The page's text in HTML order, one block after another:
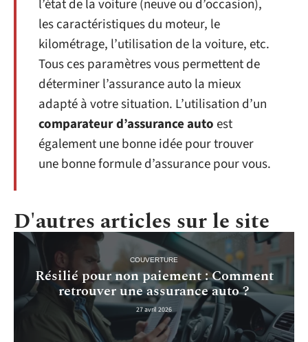
l’état de la voiture (neuve ou d’occasion),
les caractéristiques du moteur, le
kilométrage, l’utilisation de la voiture, etc.
Tous ces paramètres vous permettent de
déterminer l’assurance auto la mieux
adapté à votre situation. L’utilisation d’un
comparateur d’assurance autoest
également une bonne idée pour trouver
une bonne formule d’assurance pour vous.
D'autres articles sur le site
COUVERTURE
Résilié pour non paiement : Comment
retrouver une assurance auto ?
27 avril 2026